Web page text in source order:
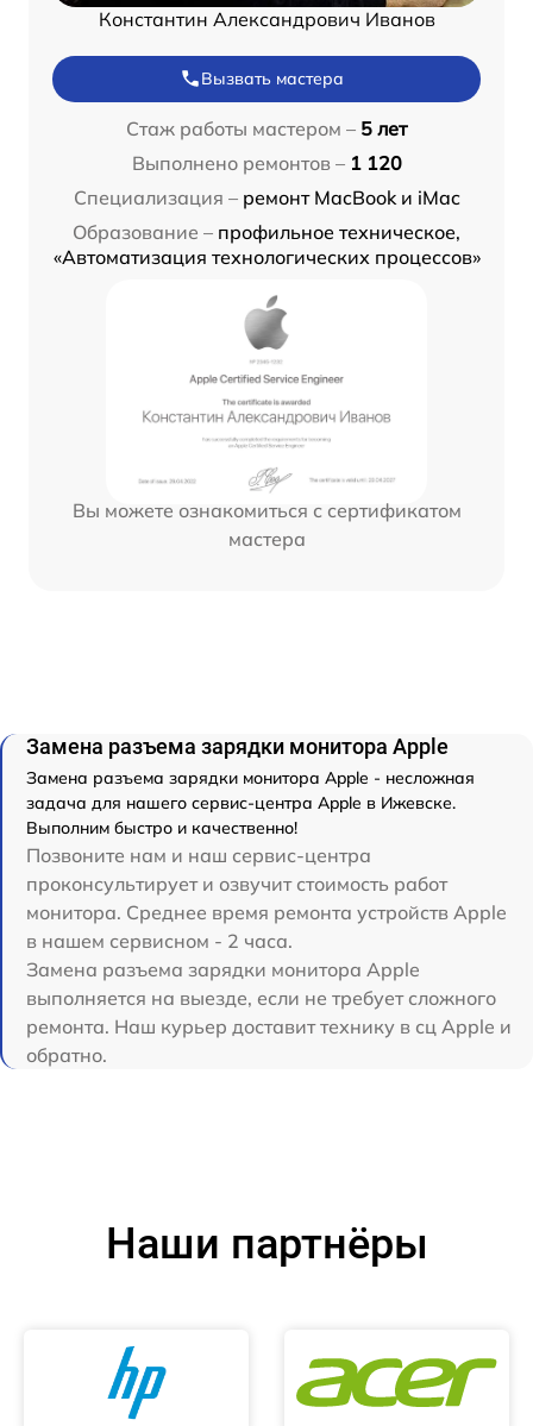
Константин Александрович Иванов
Вызвать мастера
Стаж работы мастером – 5 лет
Выполнено ремонтов – 1 120
Специализация – ремонт MacBook и iMac
Образование – профильное техническое,
«Автоматизация технологических процессов»
Вы можете ознакомиться с сертификатом
мастера
Замена разъема зарядки монитора Apple
Замена разъема зарядки монитора Apple - несложная
задача для нашего сервис-центра Apple в Ижевске.
Выполним быстро и качественно!
Позвоните нам и наш сервис-центра
проконсультирует и озвучит стоимость работ
монитора. Среднее время ремонта устройств Apple
в нашем сервисном - 2 часа.
Замена разъема зарядки монитора Apple
выполняется на выезде, если не требует сложного
ремонта. Наш курьер доставит технику в сц Apple и
обратно.
Наши партнёры